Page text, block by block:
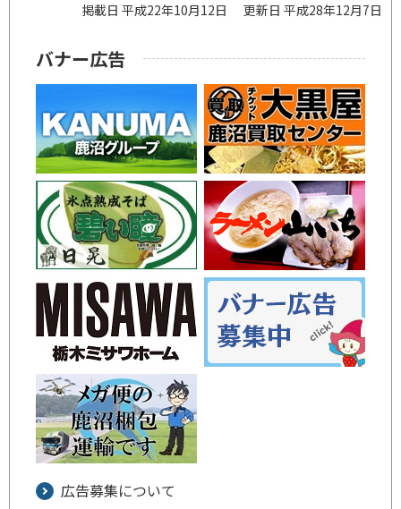
掲載日 平成22年10月12日 更新日 平成28年12月7日
バナー広告
広告募集について